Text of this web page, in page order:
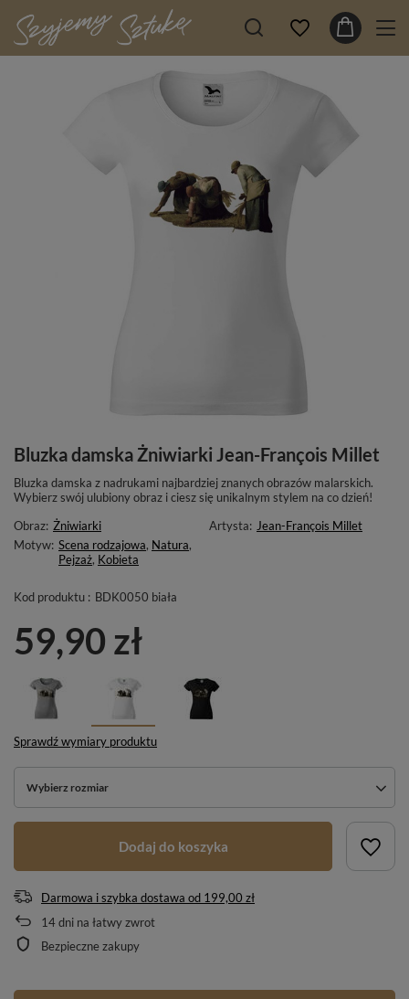
Bluzka damska Żniwiarki Jean-François Millet
Bluzka damska z nadrukami najbardziej znanych obrazów malarskich.
Wybierz swój ulubiony obraz i ciesz się unikalnym stylem na co dzień!
Obraz: Żniwiarki Artysta: Jean-François Millet
Motyw: Scena rodzajowa, Natura,
Pejzaż, Kobieta
Kod produktu : BDK0050 biała
59,90 zł
Sprawdź wymiary produktu
Wybierz rozmiar
Dodaj do koszyka
Darmowa i szybka dostawa od 199,00 zł
14dni na łatwy zwrot
Bezpieczne zakupy